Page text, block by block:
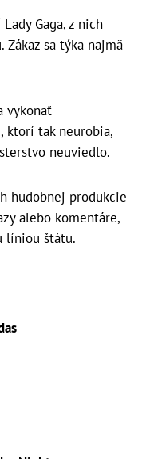
Gaga, z nich
sa týka najmä
vykonať
ktorí tak neurobia,
neuviedlo.
hudobnej produkcie
alebo komentáre,
líniou štátu.